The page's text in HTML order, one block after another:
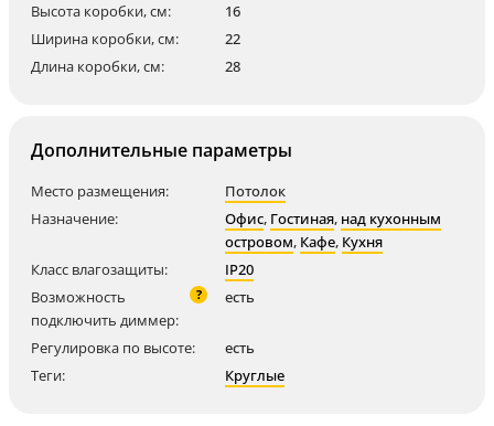
Высота коробки, см:
16
Ширина коробки, см:
22
Длина коробки, см:
28
Дополнительные параметры
Место размещения:
Потолок
Назначение:
Офис, Гостиная, над кухонным
островом, Кафе, Кухня
Класс влагозащиты:
IP20
Возможность
подключить диммер:
? есть
Регулировка по высоте:
есть
Теги:
Круглые